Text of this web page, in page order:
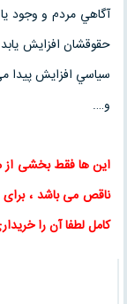
آگاهي مردم و وجود
حقوقشان افزايش
سياسي افزايش
و….
این ها فقط بخشی از
ناقص می باشد ، برای
کامل لطفا آن را